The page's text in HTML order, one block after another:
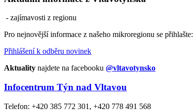
- zajímavosti z regionu
Pro nejnovější informace z našeho mikroregionu se přihlašte:
Přihlášení k odběru novinek
Aktuality najdete na facebooku @vltavotynsko
Infocentrum Týn nad Vltavou
Telefon: +420 385 772 301, +420 778 491 568